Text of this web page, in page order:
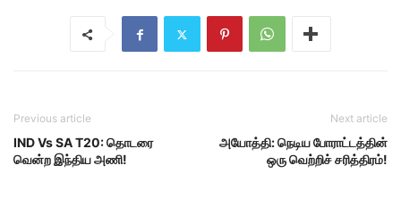
Previous article
IND Vs SA T20: தொடரை
வென்ற இந்திய அணி!
Next article
அயோத்தி: நெடிய போராட்டத்தின்
ஒரு வெற்றிச் சரித்திரம்!